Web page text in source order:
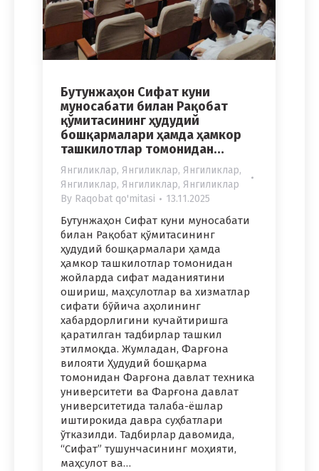
Бутунжаҳон Сифат куни
муносабати билан Рақобат
қўмитасининг ҳудудий
бошқармалари ҳамда ҳамкор
ташкилотлар томонидан…
Янгиликлар, Янгиликлар, Янгиликлар,
Янгиликлар, Янгиликлар, Янгиликлар
By Raqobat qo'mitasi 13.11.2025
Бутунжаҳон Сифат куни муносабати
билан Рақобат қўмитасининг
ҳудудий бошқармалари ҳамда
ҳамкор ташкилотлар томонидан
жойларда сифат маданиятини
ошириш, маҳсулотлар ва хизматлар
сифати бўйича аҳолининг
хабардорлигини кучайтиришга
қаратилган тадбирлар ташкил
этилмоқда. Жумладан, Фарғона
вилояти Ҳудудий бошқарма
томонидан Фарғона давлат техника
университети ва Фарғона давлат
университетида талаба-ёшлар
иштирокида давра суҳбатлари
ўтказилди. Тадбирлар давомида,
“Сифат” тушунчасининг моҳияти,
маҳсулот ва…